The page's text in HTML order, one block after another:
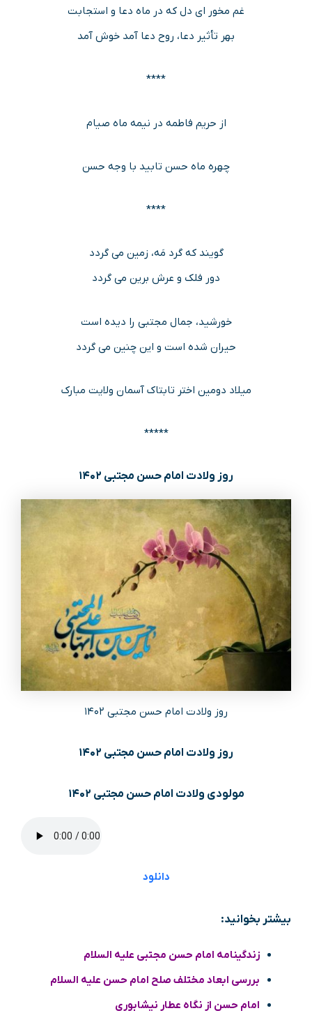
غم مخور ای دل که در ماه دعا و استجابت
بهر تأثیر دعا، روح دعا آمد خوش آمد
****
از حریم فاطمه در نیمه ماه صیام
چهره ماه حسن تابید با وجه حسن
****
گویند که گرد مَه، زمین می گردد
دور فلک و عرش برین می گردد
خورشید، جمال مجتبی را دیده است
حیران شده است و این چنین می گردد
میلاد دومین اختر تابتاک آسمان ولایت مبارک
*****
روز ولادت امام حسن مجتبی ۱۴۰۲
روز ولادت امام حسن مجتبی ۱۴۰۲
روز ولادت امام حسن مجتبی ۱۴۰۲
مولودی ولادت امام حسن مجتبی ۱۴۰۲
دانلود
بیشتر بخوانید:
زندگینامه امام حسن مجتبی علیه السلام
بررسی ابعاد مختلف صلح امام حسن علیه السلام
امام حسن از نگاه عطار نیشابوری